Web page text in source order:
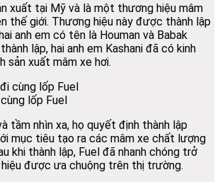
xuất tại Mỹ và là một thương hiệu mâm
thế giới. Thương hiệu này được thành lập
anh em có tên là Houman và Babak
lập, hai anh em Kashani đã có kinh
sản xuất mâm xe hơi.
lốp Fuel
tầm nhìn xa, họ quyết định thành lập
mục tiêu tạo ra các mâm xe chất lượng
khi thành lập, Fuel đã nhanh chóng trở
được ưa chuộng trên thị trường.